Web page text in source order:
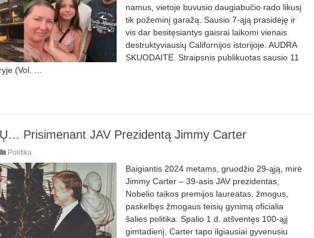
namus, vietoje buvusio daugiabučio rado likusį
tik požeminį garažą. Sausio 7-ąją prasidėję ir
vis dar besitęsiantys gaisrai laikomi vienais
destruktyviausių Californijos istorijoje. AUDRA
SKUODAITĖ. Straipsnis publikuotas sausio 11
(Vol. …
Prisimenant JAV Prezidentą Jimmy Carter
Politika
Baigiantis 2024 metams, gruodžio 29-ąją, mirė
Jimmy Carter – 39-asis JAV prezidentas,
Nobelio taikos premijos laureatas, žmogus,
paskelbęs žmogaus teisių gynimą oficialia
šalies politika. Spalio 1 d. atšventęs 100-ąjį
gimtadienį, Carter tapo ilgiausiai gyvenusiu